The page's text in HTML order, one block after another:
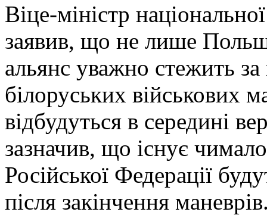
Віце-міністр
заявив, що не лише
альянс уважно стежить
білоруських військових
відбудуться в середині
зазначив, що існує
Російської Федерації
після закінчення